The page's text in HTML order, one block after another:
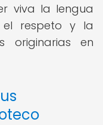
viva la lengua
respeto y la
originarias en